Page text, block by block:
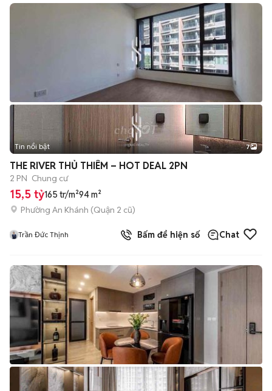
+2
Tin nổi bật 7
THE RIVER THỦ THIÊM – HOT DEAL 2PN
2 PN Chung cư
15,5 tỷ165 tr/m²94 m²
Phường An Khánh (Quận 2 cũ)
Trần Đức Thịnh Bấm để hiện số Chat